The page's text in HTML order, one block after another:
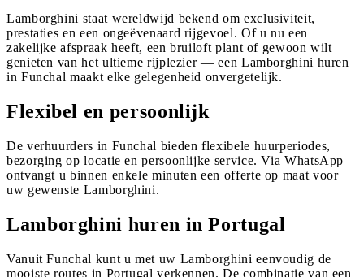
Lamborghini staat wereldwijd bekend om exclusiviteit,
prestaties en een ongeëvenaard rijgevoel. Of u nu een
zakelijke afspraak heeft, een bruiloft plant of gewoon wilt
genieten van het ultieme rijplezier — een Lamborghini huren
in Funchal maakt elke gelegenheid onvergetelijk.
Flexibel en persoonlijk
De verhuurders in Funchal bieden flexibele huurperiodes,
bezorging op locatie en persoonlijke service. Via WhatsApp
ontvangt u binnen enkele minuten een offerte op maat voor
uw gewenste Lamborghini.
Lamborghini huren in Portugal
Vanuit Funchal kunt u met uw Lamborghini eenvoudig de
mooiste routes in Portugal verkennen. De combinatie van een